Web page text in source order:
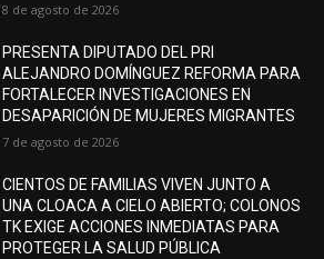
8 de agosto de 2026
PRESENTA DIPUTADO DEL PRI
ALEJANDRO DOMÍNGUEZ REFORMA PARA
FORTALECER INVESTIGACIONES EN
DESAPARICIÓN DE MUJERES MIGRANTES
7 de agosto de 2026
CIENTOS DE FAMILIAS VIVEN JUNTO A
UNA CLOACA A CIELO ABIERTO; COLONOS
TK EXIGE ACCIONES INMEDIATAS PARA
PROTEGER LA SALUD PÚBLICA